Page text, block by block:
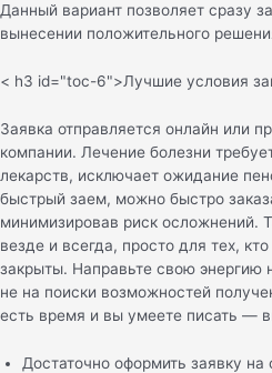
Данный вариант позволяет сразу
вынесении положительного
< h3 id="toc-6">Лучшие условия
Заявка отправляется онлайн или
компании. Лечение болезни
лекарств, исключает ожидание
быстрый заем, можно быстро
минимизировав риск осложнений.
везде и всегда, просто для тех,
закрыты. Направьте свою энергию
не на поиски возможностей
есть время и вы умеете писать —
Достаточно оформить заявку